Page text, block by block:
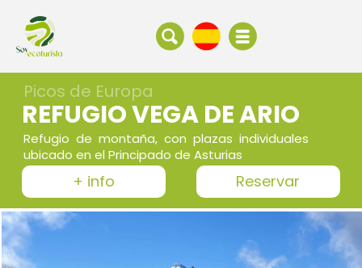
Picos de Europa
REFUGIO VEGA DE ARIO
Refugio de montaña, con plazas individuales
ubicado en el Principado de Asturias
+ info Reservar